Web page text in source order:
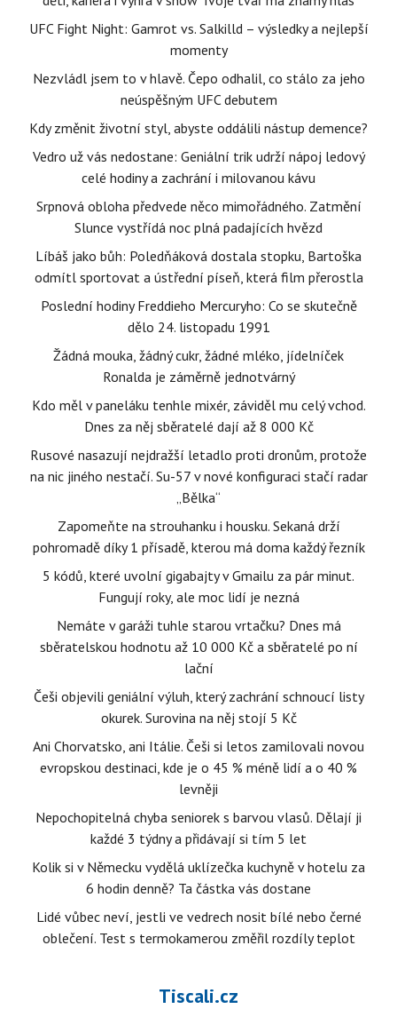
UFC Fight Night: Gamrot vs. Salkilld – výsledky a nejlepší
momenty
Nezvládl jsem to v hlavě. Čepo odhalil, co stálo za jeho
neúspěšným UFC debutem
Kdy změnit životní styl, abyste oddálili nástup demence?
Vedro už vás nedostane: Geniální trik udrží nápoj ledový
celé hodiny a zachrání i milovanou kávu
Srpnová obloha předvede něco mimořádného. Zatmění
Slunce vystřídá noc plná padajících hvězd
Líbáš jako bůh: Poledňáková dostala stopku, Bartoška
odmítl sportovat a ústřední píseň, která film přerostla
Poslední hodiny Freddieho Mercuryho: Co se skutečně
dělo 24. listopadu 1991
Žádná mouka, žádný cukr, žádné mléko, jídelníček
Ronalda je záměrně jednotvárný
Kdo měl v paneláku tenhle mixér, záviděl mu celý vchod.
Dnes za něj sběratelé dají až 8 000 Kč
Rusové nasazují nejdražší letadlo proti dronům, protože
na nic jiného nestačí. Su-57 v nové konfiguraci stačí radar
„Bělka“
Zapomeňte na strouhanku i housku. Sekaná drží
pohromadě díky 1 přísadě, kterou má doma každý řezník
5 kódů, které uvolní gigabajty v Gmailu za pár minut.
Fungují roky, ale moc lidí je nezná
Nemáte v garáži tuhle starou vrtačku? Dnes má
sběratelskou hodnotu až 10 000 Kč a sběratelé po ní
lační
Češi objevili geniální výluh, který zachrání schnoucí listy
okurek. Surovina na něj stojí 5 Kč
Ani Chorvatsko, ani Itálie. Češi si letos zamilovali novou
evropskou destinaci, kde je o 45 % méně lidí a o 40 %
levněji
Nepochopitelná chyba seniorek s barvou vlasů. Dělají ji
každé 3 týdny a přidávají si tím 5 let
Kolik si v Německu vydělá uklízečka kuchyně v hotelu za
6 hodin denně? Ta částka vás dostane
Lidé vůbec neví, jestli ve vedrech nosit bílé nebo černé
oblečení. Test s termokamerou změřil rozdíly teplot
Tiscali.cz